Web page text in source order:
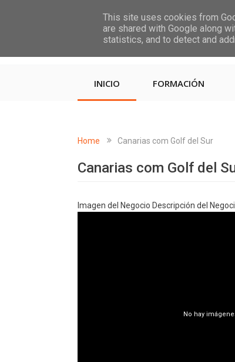
INICIO FORMACIÓN
Home Canarias com Golf del Sur
Canarias com Golf del
Imagen del Negocio Descripción del
This site uses cookies from
are shared with Google along
statistics, and to detect and